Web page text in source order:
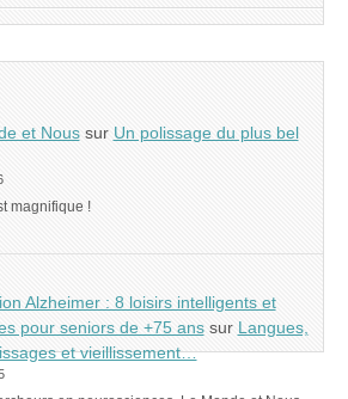
et Noussur Un polissage du plus bel
magnifique !
Alzheimer : 8 loisirs intelligents et
pour seniors de +75 anssur Langues,
et vieillissement…